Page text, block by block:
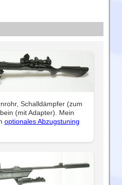
Schalldämpfer (zum
(mit Adapter). Mein
optionales Abzugstuning